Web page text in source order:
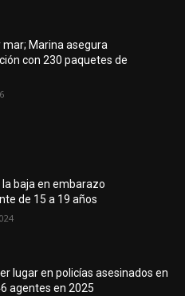
mar; Marina asegura
con 230 paquetes de
la baja en embarazo
de 15 a 19 años
lugar en policías asesinados en
agentes en 2025